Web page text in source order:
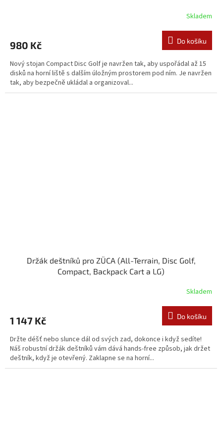
Skladem
980 Kč Do košíku
Nový stojan Compact Disc Golf je navržen tak, aby uspořádal až 15
disků na horní liště s dalším úložným prostorem pod ním. Je navržen
tak, aby bezpečně ukládal a organizoval...
Držák deštníků pro ZÜCA (All-Terrain, Disc Golf,
Compact, Backpack Cart a LG)
Skladem
1 147 Kč Do košíku
Držte déšť nebo slunce dál od svých zad, dokonce i když sedíte!
Náš robustní držák deštníků vám dává hands-free způsob, jak držet
deštník, když je otevřený. Zaklapne se na horní...